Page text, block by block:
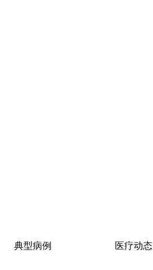
典型病例 医疗动态